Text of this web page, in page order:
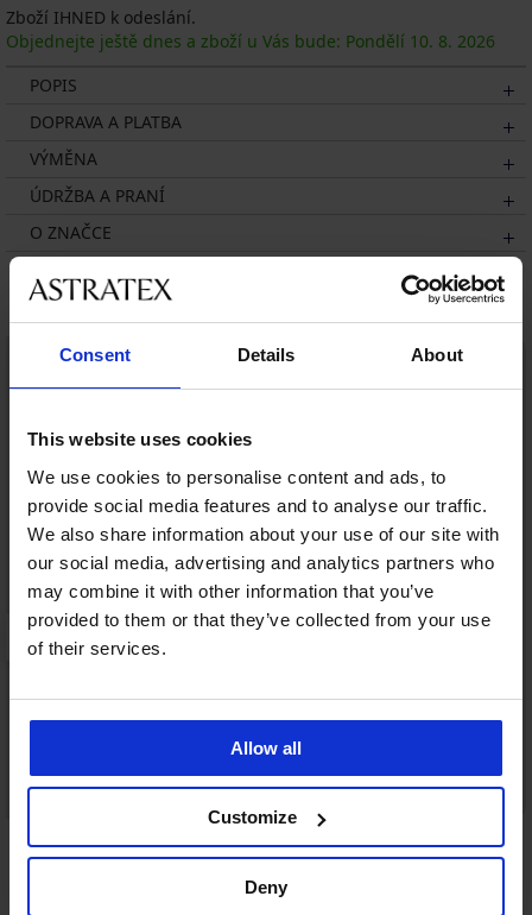
Consent Details About
This website uses cookies
We use cookies to personalise content and ads, to
provide social media features and to analyse our traffic.
We also share information about your use of our site with
our social media, advertising and analytics partners who
may combine it with other information that you’ve
provided to them or that they’ve collected from your use
of their services.
Allow all
Customize
Deny
Zboží IHNED k odeslání.
Objednejte ještě dnes a zboží u Vás bude: Pondělí 10. 8. 2026
POPIS
DOPRAVA A PLATBA
VÝMĚNA
ÚDRŽBA A PRANÍ
O ZNAČCE
Mohlo by se vám líbit
LIMITED
Boxerky Calvin Klein Boxer Brief
849 Kč